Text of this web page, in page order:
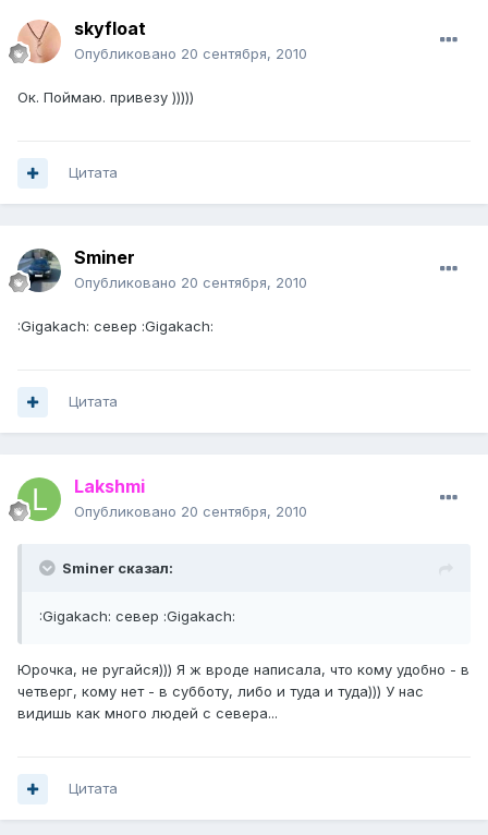
skyfloat
Опубликовано 20 сентября, 2010
Ок. Поймаю. привезу )))))
Цитата
Sminer
Опубликовано 20 сентября, 2010
:Gigakach: север :Gigakach:
Цитата
Lakshmi
Опубликовано 20 сентября, 2010
Sminer сказал:
:Gigakach: север :Gigakach:
Юрочка, не ругайся))) Я ж вроде написала, что кому удобно - в
четверг, кому нет - в субботу, либо и туда и туда))) У нас
видишь как много людей с севера...
Цитата